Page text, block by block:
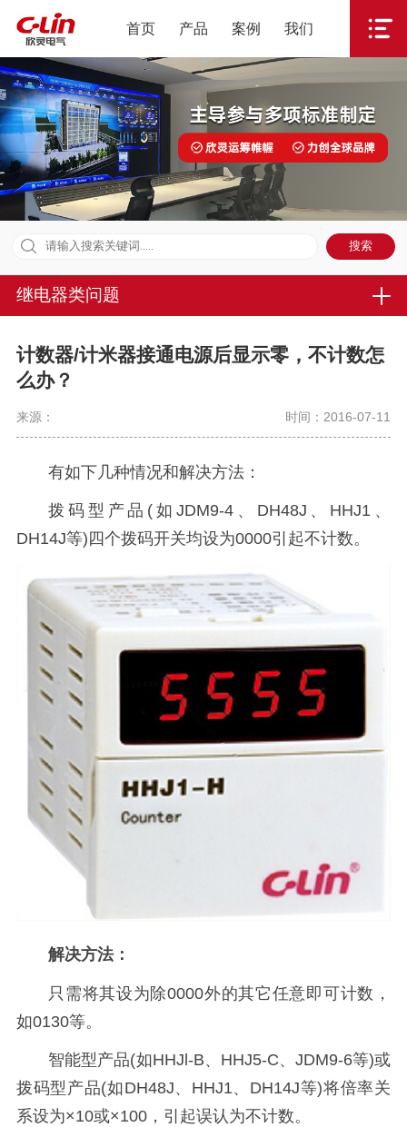
首页 产品 案例 我们
继电器类问题
计数器/计米器接通电源后显示零，不计数怎
么办？
来源： 时间：2016-07-11
有如下几种情况和解决方法：
拨码型产品(如JDM9-4、DH48J、HHJ1、
DH14J等)四个拨码开关均设为0000引起不计数。
解决方法：
只需将其设为除0000外的其它任意即可计数，
如0130等。
智能型产品(如HHJl-B、HHJ5-C、JDM9-6等)或
拨码型产品(如DH48J、HHJ1、DH14J等)将倍率关
系设为×10或×100，引起误认为不计数。